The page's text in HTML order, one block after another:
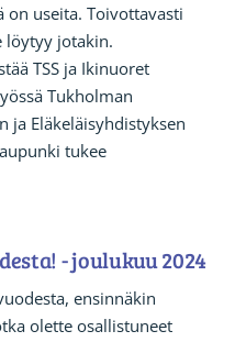
useita. Toivottavasti
löytyy jotakin.
TSS ja Ikinuoret
Tukholman
ja Eläkeläisyhdistyksen
tukee
- joulukuu 2024
ensinnäkin
olette osallistuneet